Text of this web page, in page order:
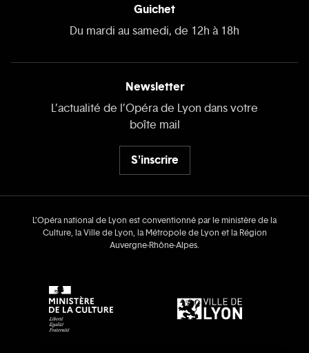
Guichet
Du mardi au samedi, de 12h à 18h
Newsletter
L’actualité de l’Opéra de Lyon dans votre
boîte mail
S'inscrire
L’Opéra national de Lyon est conventionné par le ministère de la
Culture, la Ville de Lyon, la Métropole de Lyon et la Région
Auvergne‑Rhône‑Alpes.